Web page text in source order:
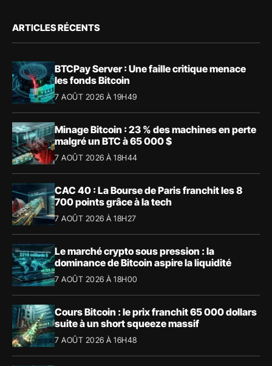
ARTICLES RÉCENTS
BTCPay Server : Une faille critique menace
les fonds Bitcoin
7 AOÛT 2026 À 19H49
Minage Bitcoin : 23 % des machines en perte
malgré un BTC à 65 000 $
7 AOÛT 2026 À 18H44
CAC 40 : La Bourse de Paris franchit les 8
700 points grâce à la tech
7 AOÛT 2026 À 18H27
Le marché crypto sous pression : la
dominance de Bitcoin aspire la liquidité
7 AOÛT 2026 À 18H00
Cours Bitcoin : le prix franchit 65 000 dollars
suite à un short squeeze massif
7 AOÛT 2026 À 16H48